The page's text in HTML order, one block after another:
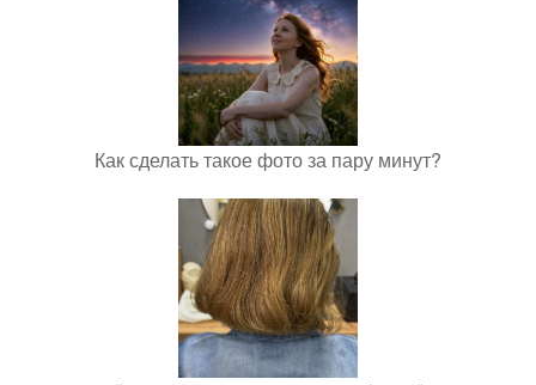
Как сделать такое фото за пару минут?